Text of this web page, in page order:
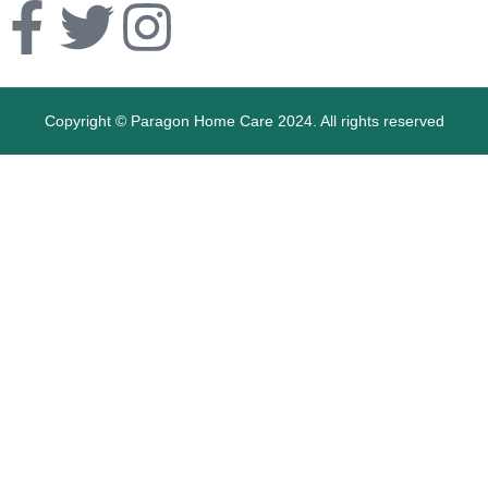
Copyright © Paragon Home Care 2024. All rights reserved